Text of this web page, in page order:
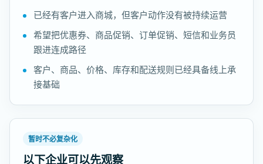
已经有客户进入商城，但客户动作没有被持续运营
希望把优惠券、商品促销、订单促销、短信和业务员
跟进连成路径
客户、商品、价格、库存和配送规则已经具备线上承
接基础
暂时不必复杂化
以下企业可以先观察